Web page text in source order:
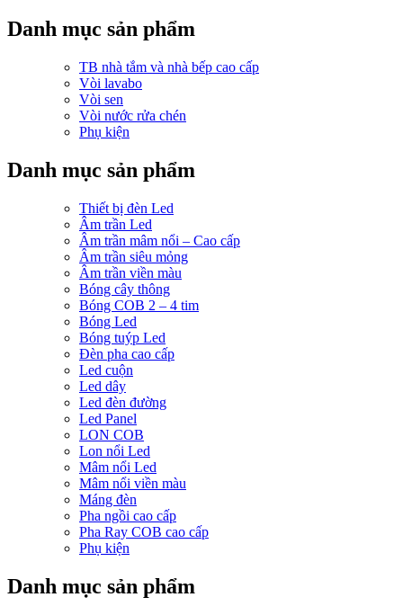
Danh mục sản phẩm
TB nhà tắm và nhà bếp cao cấp
Vòi lavabo
Vòi sen
Vòi nước rửa chén
Phụ kiện
Danh mục sản phẩm
Thiết bị đèn Led
Âm trần Led
Âm trần mâm nổi – Cao cấp
Âm trần siêu mỏng
Âm trần viền màu
Bóng cây thông
Bóng COB 2 – 4 tim
Bóng Led
Bóng tuýp Led
Đèn pha cao cấp
Led cuộn
Led dây
Led đèn đường
Led Panel
LON COB
Lon nổi Led
Mâm nổi Led
Mâm nổi viền màu
Máng đèn
Pha ngồi cao cấp
Pha Ray COB cao cấp
Phụ kiện
Danh mục sản phẩm